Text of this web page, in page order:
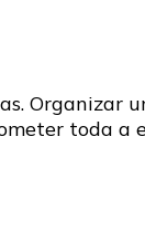
Organizar
toda a